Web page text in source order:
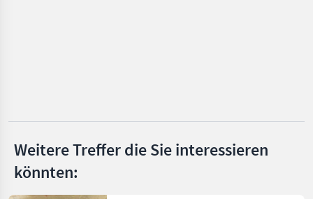
Alle 40
anzeigen
Weitere Treffer die Sie interessieren
könnten: